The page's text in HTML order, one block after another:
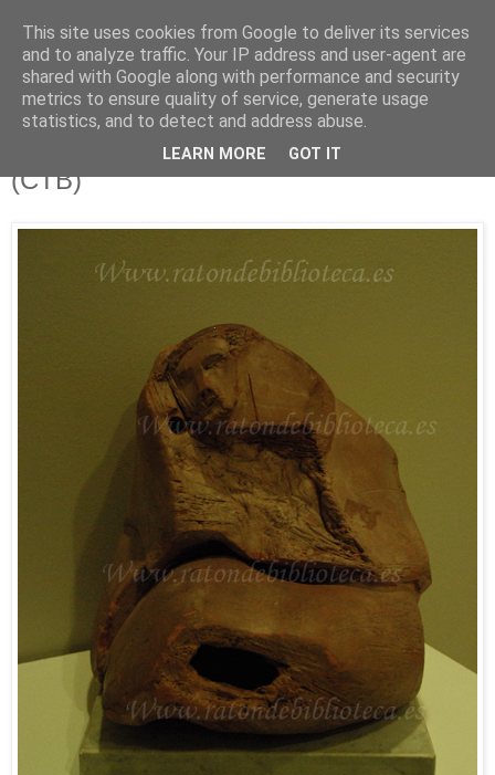
Está de pinga
10/11/12
Afluentes 68 e Ilustrísimos, Ilustrados
(CTB)
This site uses cookies from Google to deliver its services
and to analyze traffic. Your IP address and user-agent are
shared with Google along with performance and security
metrics to ensure quality of service, generate usage
statistics, and to detect and address abuse.
LEARN MORE GOT IT